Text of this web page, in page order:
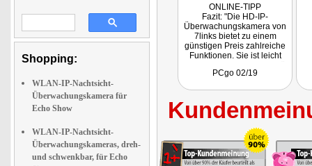
Shopping:
WLAN-IP-Nachtsicht-
Überwachungskamera für
Echo Show
WLAN-IP-Nachtsicht-
Überwachungskameras, dreh-
und schwenkbar, für Echo
ONLINE-TIPP
Fazit: "Die HD-IP-
Überwachungskamera von
7links bietet zu einem
günstigen Preis zahlreiche
Funktionen. Sie ist leicht
kann durchaus gefallen."
PCgo 02/19